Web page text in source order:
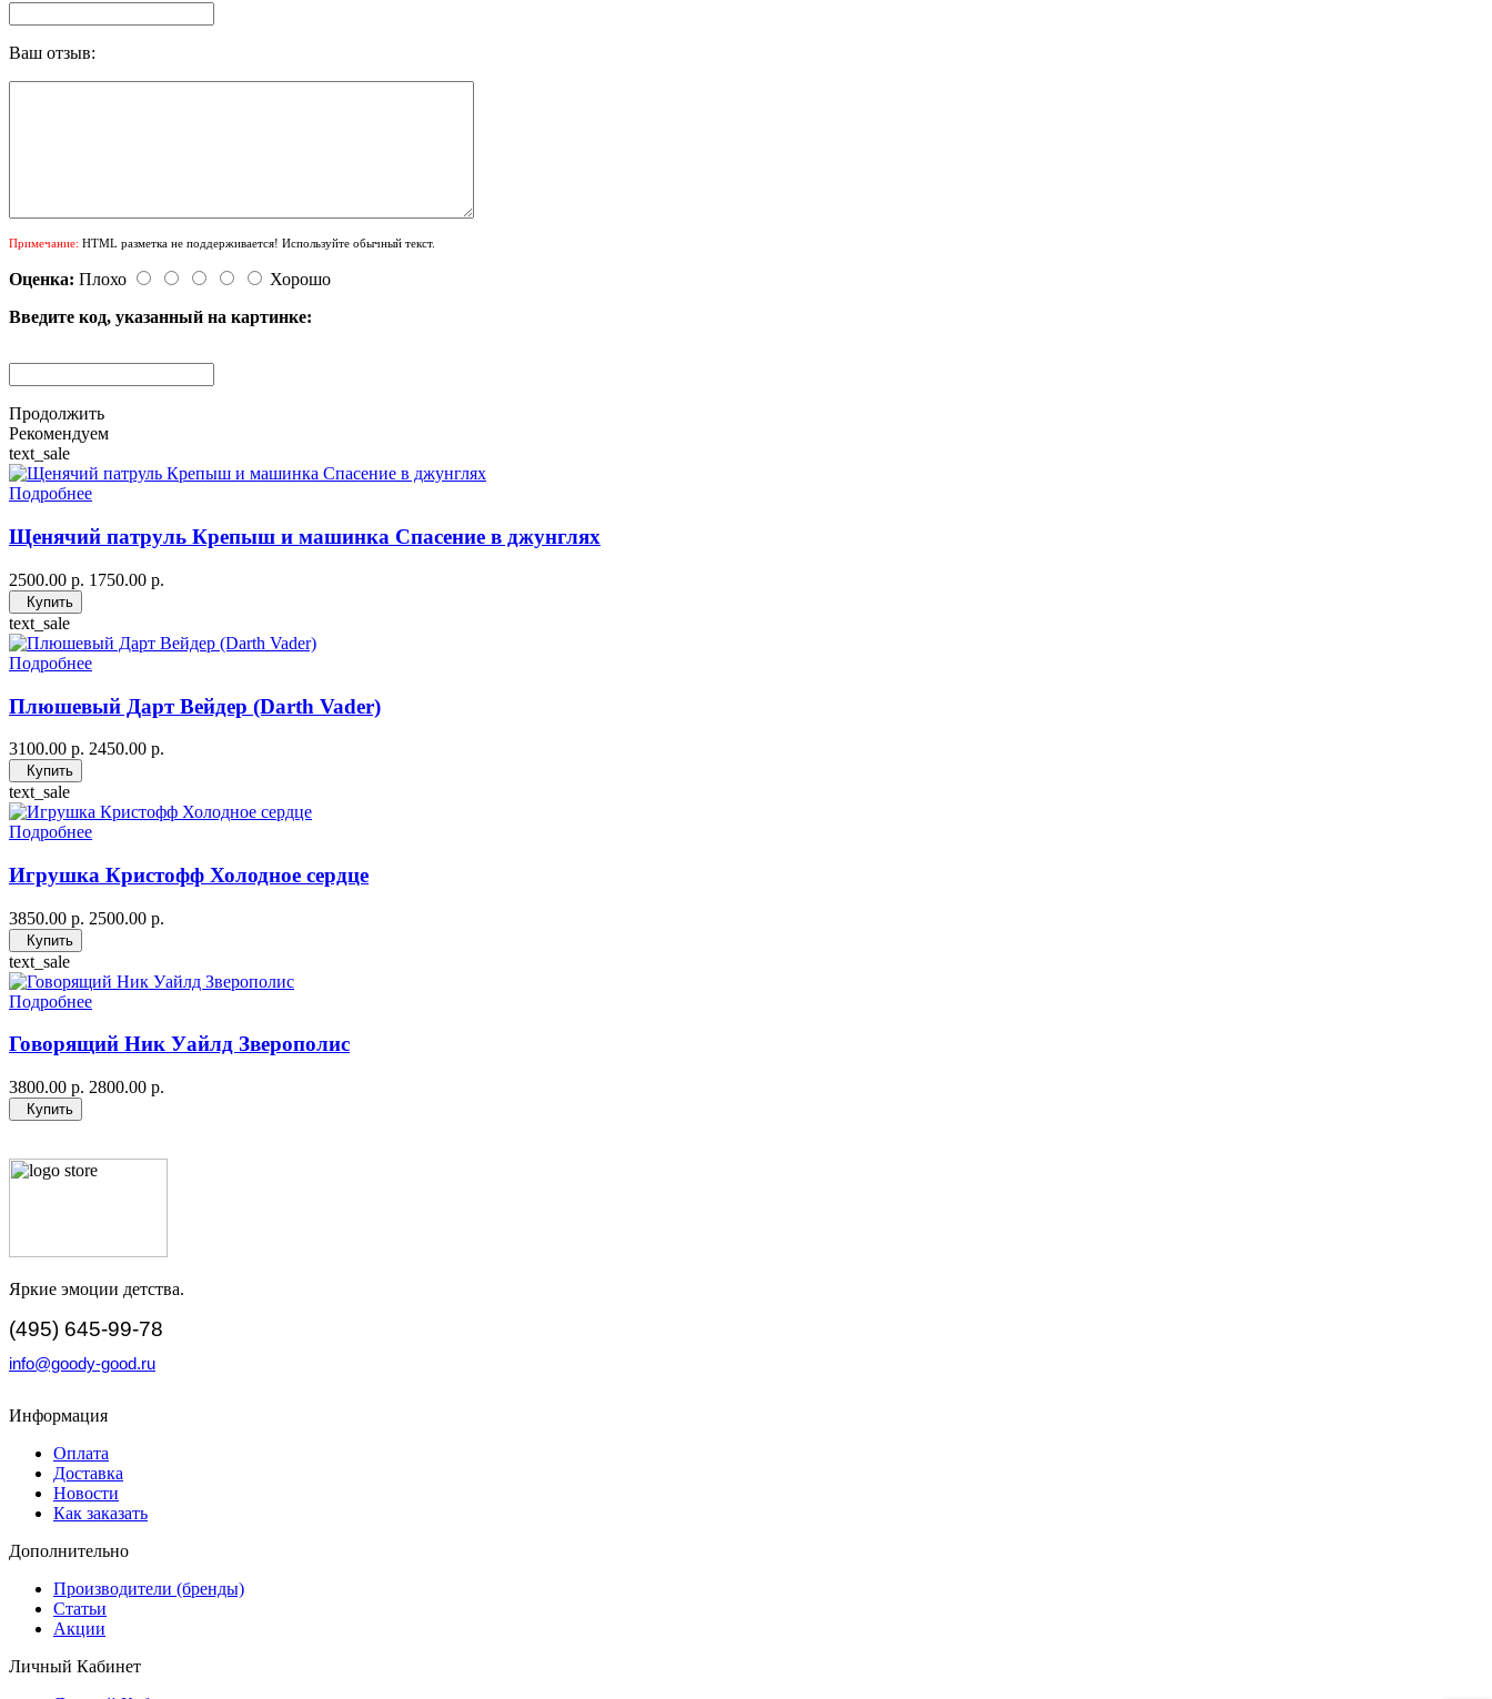
Ваш отзыв:
Примечание: HTML разметка не поддерживается! Используйте обычный текст.
Оценка: Плохо
Хорошо
Введите код, указанный на картинке:
Продолжить
Рекомендуем
text_sale
Подробнее
Щенячий патруль Крепыш и машинка Спасение в джунглях
2500.00 р. 1750.00 р.
Купить
text_sale
Подробнее
Плюшевый Дарт Вейдер (Darth Vader)
3100.00 р. 2450.00 р.
Купить
text_sale
Подробнее
Игрушка Кристофф Холодное сердце
3850.00 р. 2500.00 р.
Купить
text_sale
Подробнее
Говорящий Ник Уайлд Зверополис
3800.00 р. 2800.00 р.
Купить
Яркие эмоции детства.
(495) 645-99-78
info@goody-good.ru
Информация
Оплата
Доставка
Новости
Как заказать
Дополнительно
Производители (бренды)
Статьи
Акции
Личный Кабинет